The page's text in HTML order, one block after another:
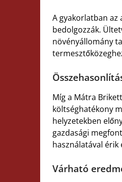
A gyakorlatban az
bedolgozzák.
növényállomány
Míg a Mátra
költséghatékony
helyzetekben
gazdasági
használatával érik
Várható